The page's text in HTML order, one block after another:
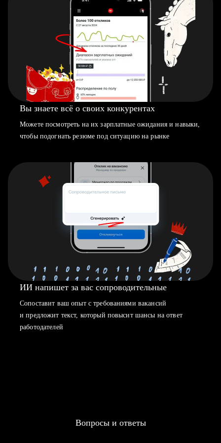
Вы знаете всё о своих конкурентах
Можете посмотреть на их зарплатные ожидания и навыки,
чтобы подогнать резюме под ситуацию на рынке
ИИ напишет за вас сопроводительные
Сопоставит ваш опыт с требованиями вакансий
и предложит текст, который повысит шансы на ответ
работодателей
Вопросы и ответы